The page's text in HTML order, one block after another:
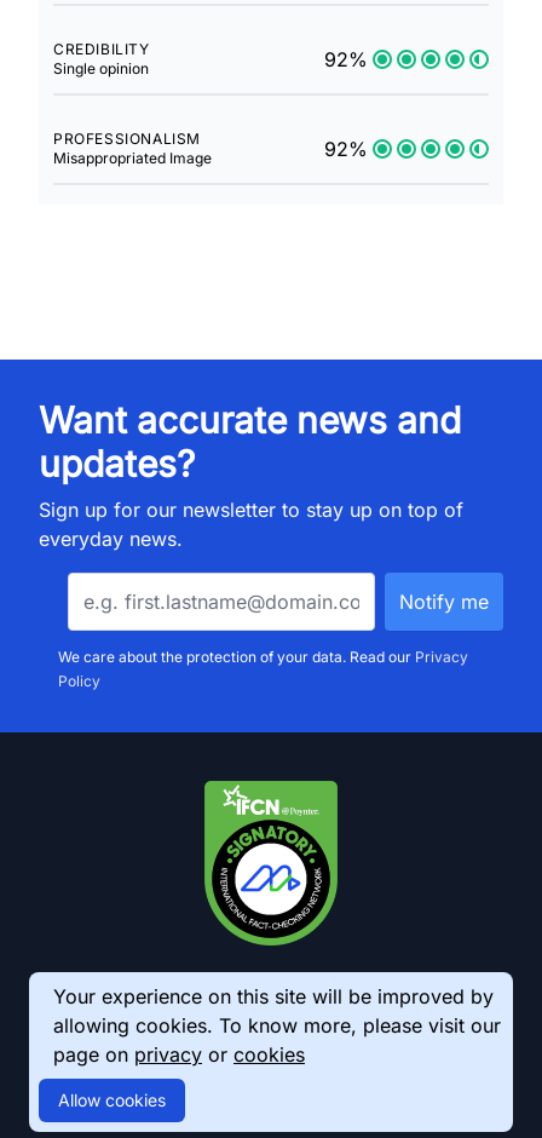
CREDIBILITY
Single opinion
92%
PROFESSIONALISM
Misappropriated Image
92%
Want accurate news and
updates?
Sign up for our newsletter to stay up on top of
everyday news.
We care about the protection of your data. Read our Privacy
Policy
Your experience on this site will be improved by
allowing cookies. To know more, please visit our
page on privacy or cookies
Allow cookies
© 2026 AkhbarMeter. All Rights Reserved